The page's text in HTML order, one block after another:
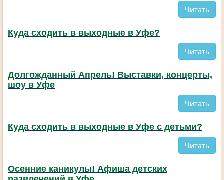
Читать
Куда сходить в выходные в Уфе?
Читать
Долгожданный Апрель! Выставки, концерты,
шоу в Уфе
Читать
Куда сходить в выходные в Уфе с детьми?
Читать
Осенние каникулы! Афиша детских